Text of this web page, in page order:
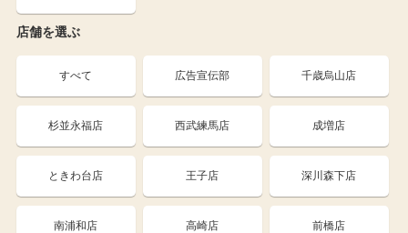
店舗を選ぶ
すべて 広告宣伝部 千歳烏山店
杉並永福店 西武練馬店 成増店
ときわ台店 王子店 深川森下店
南浦和店 高崎店 前橋店